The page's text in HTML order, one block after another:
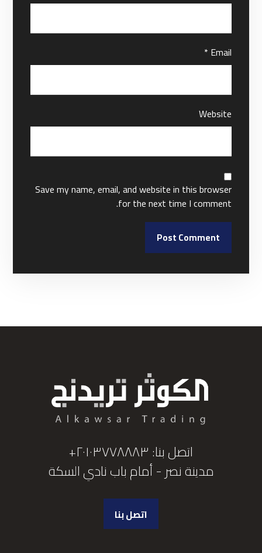
Email
*
Website
Save my name, email, and website in this browser
for the next time I comment.
Post Comment
اتصل بنا: ٢٠١٠٣٧٧٨٨٨٣+
مدينة نصر - أمام باب نادي السكة
اتصل بنا